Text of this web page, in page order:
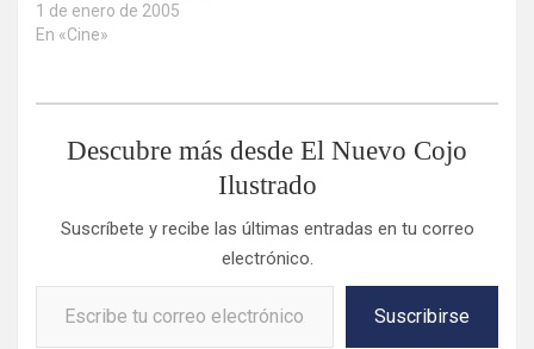
1 de enero de 2005
En «Cine»
Descubre más desde El Nuevo Cojo
Ilustrado
Suscríbete y recibe las últimas entradas en tu correo
electrónico.
Escribe tu correo electrónico…
Suscribirse